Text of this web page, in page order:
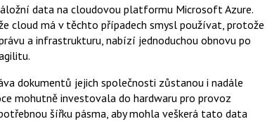
data na cloudovou platformu Microsoft Azure.
cloud má v těchto případech smysl používat, protože
a infrastrukturu, nabízí jednoduchou obnovu po
dokumentů jejich společnosti zůstanou i nadále
mohutně investovala do hardwaru pro provoz
šířku pásma, aby mohla veškerá tato data